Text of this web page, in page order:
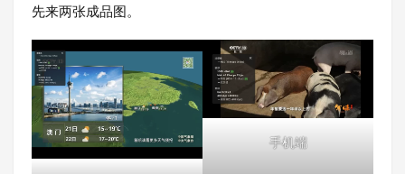
先来两张成品图。
手机端